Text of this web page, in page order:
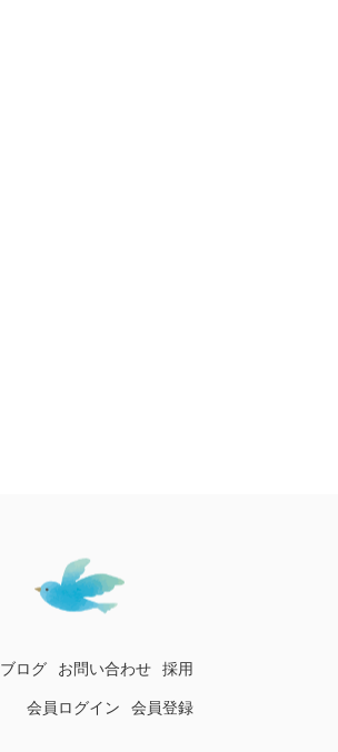
ブログ お問い合わせ 採用
会員ログイン 会員登録